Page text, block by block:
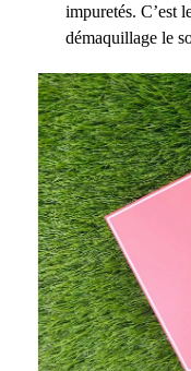
impuretés. C’est
démaquillage le